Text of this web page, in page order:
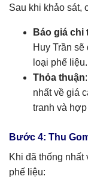
Sau khi khảo sát,
Báo giá chi
Huy Trần
loại phế liệu.
Thỏa thuận
nhất về giá
tranh và hợp
Bước 4: Thu
Khi đã thống nhất
phế liệu: